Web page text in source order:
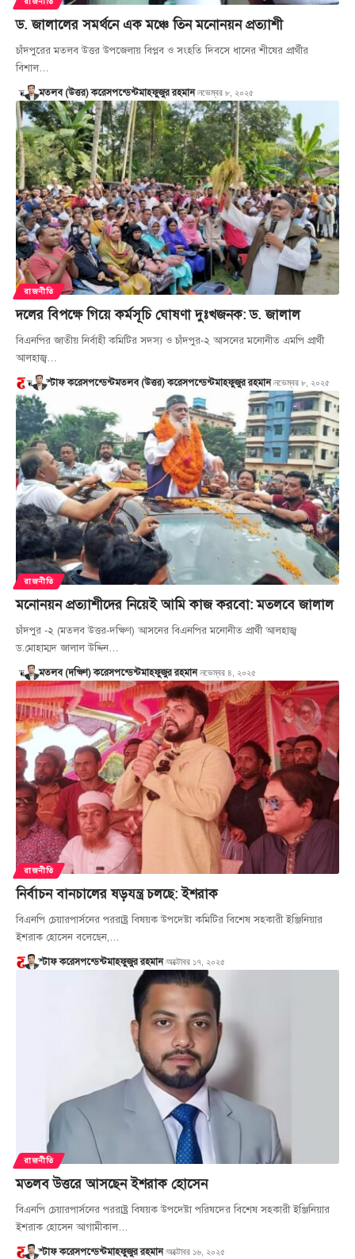
ড. জালালের সমর্থনে এক মঞ্চে তিন মনোনয়ন প্রত্যাশী
চাঁদপুরের মতলব উত্তর উপজেলায় বিপ্লব ও সংহতি দিবসে ধানের শীষের প্রার্থীর
বিশাল…
মতলব (উত্তর) করেসপন্ডেন্টমাহফুজুর রহমান নভেম্বর ৮, ২০২৫
রাজনীতি
দলের বিপক্ষে গিয়ে কর্মসূচি ঘোষণা দুঃখজনক: ড. জালাল
বিএনপির জাতীয় নির্বাহী কমিটির সদস্য ও চাঁদপুর-২ আসনের মনোনীত এমপি প্রার্থী
আলহাজ্ব…
স্টাফ করেসপন্ডেন্টমতলব (উত্তর) করেসপন্ডেন্টমাহফুজুর রহমান নভেম্বর ৮, ২০২৫
রাজনীতি
মনোনয়ন প্রত্যাশীদের নিয়েই আমি কাজ করবো: মতলবে জালাল
চাঁদপুর -২ (মতলব উত্তর-দক্ষিণ) আসনের বিএনপির মনোনীত প্রার্থী আলহাজ্ব
ড.মোহাম্মদ জালাল উদ্দিন…
মতলব (দক্ষিণ) করেসপন্ডেন্টমাহফুজুর রহমান নভেম্বর ৪, ২০২৫
রাজনীতি
নির্বাচন বানচালের ষড়যন্ত্র চলছে: ইশরাক
বিএনপি চেয়ারপার্সনের পররাষ্ট্র বিষয়ক উপদেষ্টা কমিটির বিশেষ সহকারী ইঞ্জিনিয়ার
ইশরাক হোসেন বলেছেন,…
স্টাফ করেসপন্ডেন্টমাহফুজুর রহমান অক্টোবর ১৭, ২০২৫
রাজনীতি
মতলব উত্তরে আসছেন ইশরাক হোসেন
বিএনপি চেয়ারপার্সনের পররাষ্ট্র বিষয়ক উপদেষ্টা পরিষদের বিশেষ সহকারী ইঞ্জিনিয়ার
ইশরাক হোসেন আগামীকাল…
স্টাফ করেসপন্ডেন্টমাহফুজুর রহমান অক্টোবর ১৬, ২০২৫